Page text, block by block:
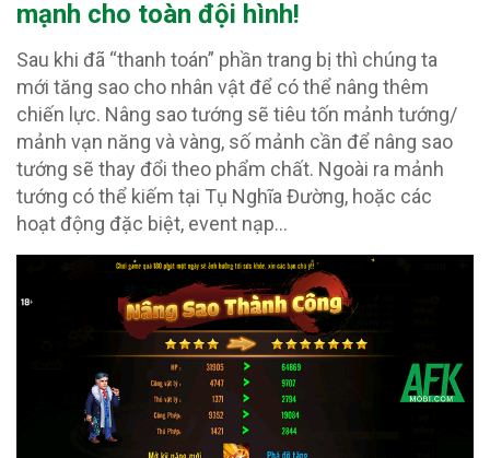
mạnh cho toàn đội hình!
Sau khi đã “thanh toán” phần trang bị thì chúng ta
mới tăng sao cho nhân vật để có thể nâng thêm
chiến lực. Nâng sao tướng sẽ tiêu tốn mảnh tướng/
mảnh vạn năng và vàng, số mảnh cần để nâng sao
tướng sẽ thay đổi theo phẩm chất. Ngoài ra mảnh
tướng có thể kiếm tại Tụ Nghĩa Đường, hoặc các
hoạt động đặc biệt, event nạp…